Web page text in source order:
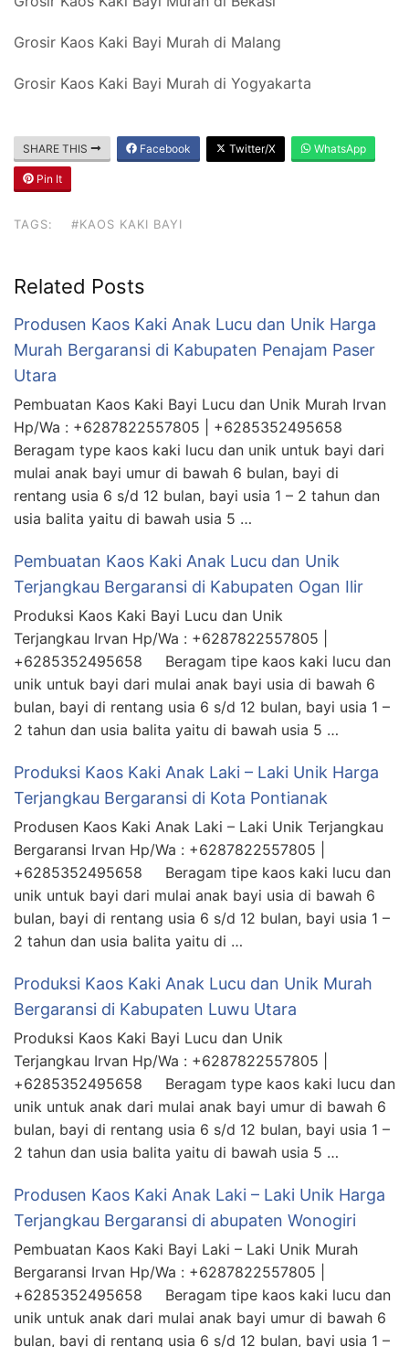
Grosir Kaos Kaki Bayi Murah di Malang
Grosir Kaos Kaki Bayi Murah di Yogyakarta
SHARE THIS Facebook Twitter/X WhatsApp
Pin It
TAGS: #KAOS KAKI BAYI
Related Posts
Produsen Kaos Kaki Anak Lucu dan Unik Harga
Murah Bergaransi di Kabupaten Penajam Paser
Utara
Pembuatan Kaos Kaki Bayi Lucu dan Unik Murah Irvan
Hp/Wa : +6287822557805 | +6285352495658
Beragam type kaos kaki lucu dan unik untuk bayi dari
mulai anak bayi umur di bawah 6 bulan, bayi di
rentang usia 6 s/d 12 bulan, bayi usia 1 – 2 tahun dan
usia balita yaitu di bawah usia 5 …
Pembuatan Kaos Kaki Anak Lucu dan Unik
Terjangkau Bergaransi di Kabupaten Ogan Ilir
Produksi Kaos Kaki Bayi Lucu dan Unik
Terjangkau Irvan Hp/Wa : +6287822557805 |
+6285352495658 Beragam tipe kaos kaki lucu dan
unik untuk bayi dari mulai anak bayi usia di bawah 6
bulan, bayi di rentang usia 6 s/d 12 bulan, bayi usia 1 –
2 tahun dan usia balita yaitu di bawah usia 5 …
Produksi Kaos Kaki Anak Laki – Laki Unik Harga
Terjangkau Bergaransi di Kota Pontianak
Produsen Kaos Kaki Anak Laki – Laki Unik Terjangkau
Bergaransi Irvan Hp/Wa : +6287822557805 |
+6285352495658 Beragam tipe kaos kaki lucu dan
unik untuk bayi dari mulai anak bayi usia di bawah 6
bulan, bayi di rentang usia 6 s/d 12 bulan, bayi usia 1 –
2 tahun dan usia balita yaitu di …
Produksi Kaos Kaki Anak Lucu dan Unik Murah
Bergaransi di Kabupaten Luwu Utara
Produksi Kaos Kaki Bayi Lucu dan Unik
Terjangkau Irvan Hp/Wa : +6287822557805 |
+6285352495658 Beragam type kaos kaki lucu dan
unik untuk anak dari mulai anak bayi umur di bawah 6
bulan, bayi di rentang usia 6 s/d 12 bulan, bayi usia 1 –
2 tahun dan usia balita yaitu di bawah usia 5 …
Produsen Kaos Kaki Anak Laki – Laki Unik Harga
Terjangkau Bergaransi di abupaten Wonogiri
Pembuatan Kaos Kaki Bayi Laki – Laki Unik Murah
Bergaransi Irvan Hp/Wa : +6287822557805 |
+6285352495658 Beragam tipe kaos kaki lucu dan
unik untuk anak dari mulai anak bayi umur di bawah 6
bulan, bayi di rentang usia 6 s/d 12 bulan, bayi usia 1 –